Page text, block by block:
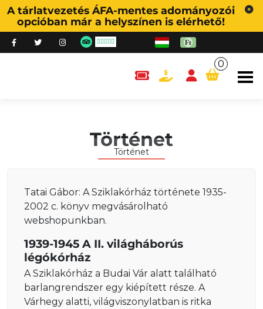
A tárlatvezetés ÁFA-mentes adományozói
opcióban már a helyszínen is elérhető!
content.cart
0
Történet
Történet
Tatai Gábor: A Sziklakórház története 1935-
2002 c. könyv megvásárolható
webshopunkban.
1939-1945 A II. világháborús
légókórház
A Sziklakórház a Budai Vár alatt található
barlangrendszer egy kiépített része. A
Várhegy alatti, világviszonylatban is ritka